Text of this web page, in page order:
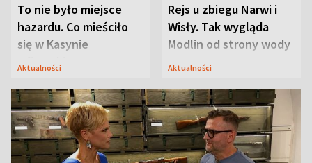
To nie było miejsce
hazardu. Co mieściło
się w Kasynie
Oficerskim?
Aktualności
Rejs u zbiegu Narwi i
Wisły. Tak wygląda
Modlin od strony wody
Aktualności